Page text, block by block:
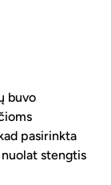
buvo
pasirinkta
stengtis